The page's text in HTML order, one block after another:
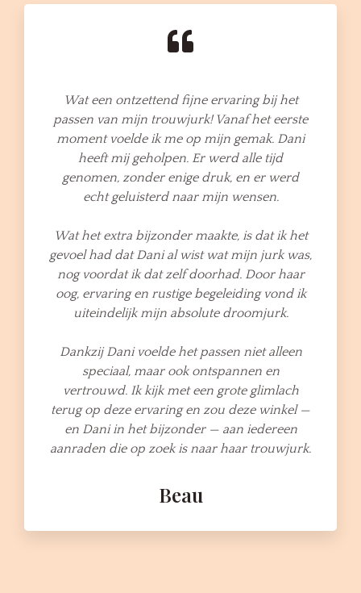
Wat een ontzettend fijne ervaring bij het
passen van mijn trouwjurk! Vanaf het eerste
moment voelde ik me op mijn gemak. Dani
heeft mij geholpen. Er werd alle tijd
genomen, zonder enige druk, en er werd
echt geluisterd naar mijn wensen.
Wat het extra bijzonder maakte, is dat ik het
gevoel had dat Dani al wist wat mijn jurk was,
nog voordat ik dat zelf doorhad. Door haar
oog, ervaring en rustige begeleiding vond ik
uiteindelijk mijn absolute droomjurk.
Dankzij Dani voelde het passen niet alleen
speciaal, maar ook ontspannen en
vertrouwd. Ik kijk met een grote glimlach
terug op deze ervaring en zou deze winkel —
en Dani in het bijzonder — aan iedereen
aanraden die op zoek is naar haar trouwjurk.
Beau